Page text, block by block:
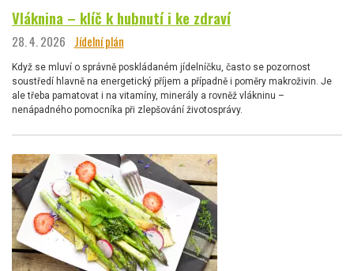
Vláknina – klíč k hubnutí i ke zdraví
28. 4. 2026 Jídelní plán
Když se mluví o správně poskládaném jídelníčku, často se pozornost
soustředí hlavně na energetický příjem a případně i poměry makroživin. Je
ale třeba pamatovat i na vitamíny, minerály a rovněž vlákninu –
nenápadného pomocníka při zlepšování životosprávy.